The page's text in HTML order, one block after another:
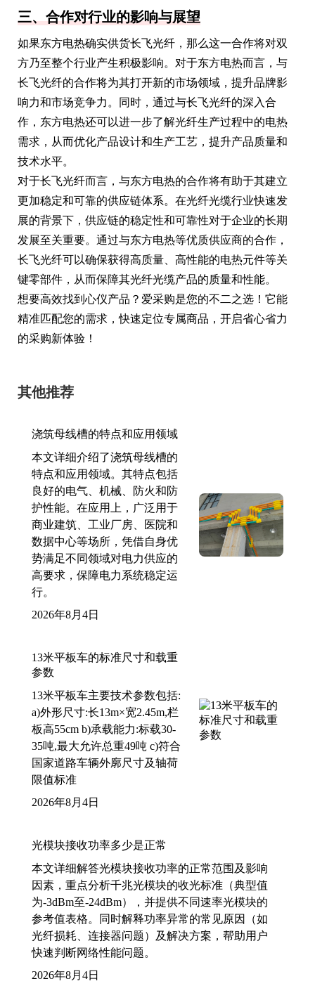
三、合作对行业的影响与展望
如果东方电热确实供货长飞光纤，那么这一合作将对双
方乃至整个行业产生积极影响。对于东方电热而言，与
长飞光纤的合作将为其打开新的市场领域，提升品牌影
响力和市场竞争力。同时，通过与长飞光纤的深入合
作，东方电热还可以进一步了解光纤生产过程中的电热
需求，从而优化产品设计和生产工艺，提升产品质量和
技术水平。
对于长飞光纤而言，与东方电热的合作将有助于其建立
更加稳定和可靠的供应链体系。在光纤光缆行业快速发
展的背景下，供应链的稳定性和可靠性对于企业的长期
发展至关重要。通过与东方电热等优质供应商的合作，
长飞光纤可以确保获得高质量、高性能的电热元件等关
键零部件，从而保障其光纤光缆产品的质量和性能。
想要高效找到心仪产品？爱采购是您的不二之选！它能
精准匹配您的需求，快速定位专属商品，开启省心省力
的采购新体验！
其他推荐
浇筑母线槽的特点和应用领域
本文详细介绍了浇筑母线槽的
特点和应用领域。其特点包括
良好的电气、机械、防火和防
护性能。在应用上，广泛用于
商业建筑、工业厂房、医院和
数据中心等场所，凭借自身优
势满足不同领域对电力供应的
高要求，保障电力系统稳定运
行。
2026年8月4日
13米平板车的标准尺寸和载重
参数
13米平板车主要技术参数包括:
a)外形尺寸:长13m×宽2.45m,栏
板高55cm b)承载能力:标载30-
35吨,最大允许总重49吨 c)符合
国家道路车辆外廓尺寸及轴荷
限值标准
2026年8月4日
光模块接收功率多少是正常
本文详细解答光模块接收功率的正常范围及影响
因素，重点分析千兆光模块的收光标准（典型值
为-3dBm至-24dBm），并提供不同速率光模块的
参考值表格。同时解释功率异常的常见原因（如
光纤损耗、连接器问题）及解决方案，帮助用户
快速判断网络性能问题。
2026年8月4日